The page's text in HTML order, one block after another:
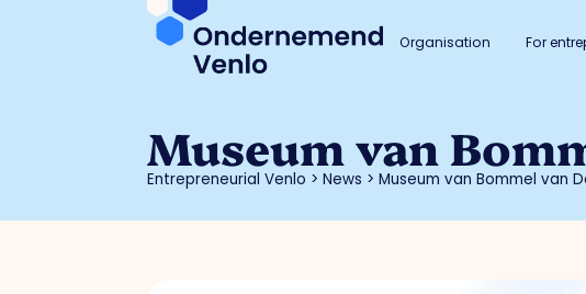
Organisation For
Museum van
Entrepreneurial Venlo >News >Museum van Bommel van